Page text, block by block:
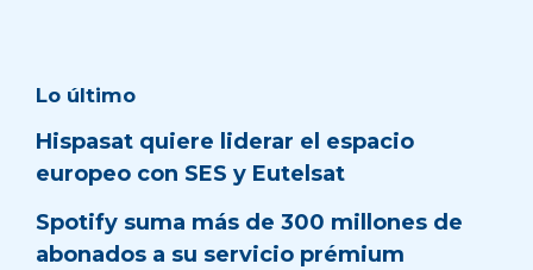
Lo último
Hispasat quiere liderar el espacio
europeo con SES y Eutelsat
Spotify suma más de 300 millones de
abonados a su servicio prémium